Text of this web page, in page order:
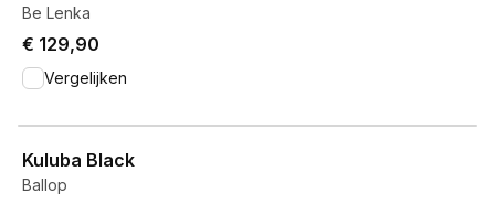
Be Lenka
€ 129,90
Vergelijken
Kuluba Black
Ballop